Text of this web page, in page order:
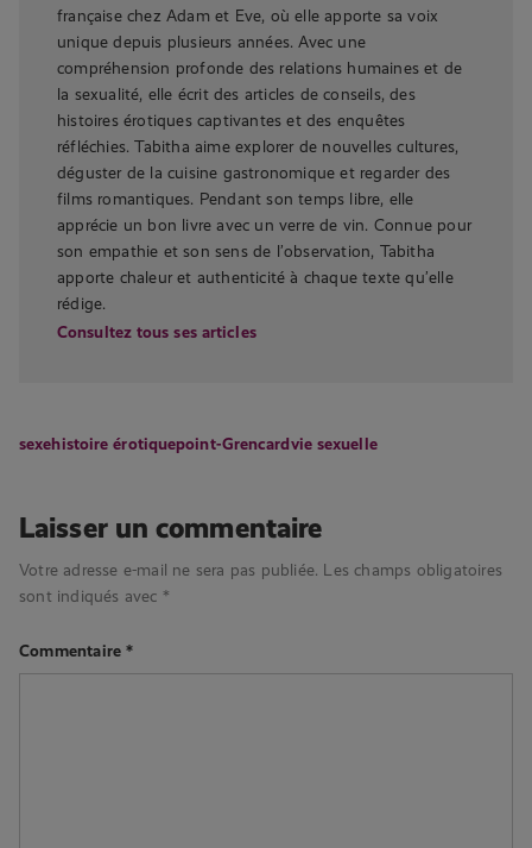
française chez Adam et Eve, où elle apporte sa voix
unique depuis plusieurs années. Avec une
compréhension profonde des relations humaines et de
la sexualité, elle écrit des articles de conseils, des
histoires érotiques captivantes et des enquêtes
réfléchies. Tabitha aime explorer de nouvelles cultures,
déguster de la cuisine gastronomique et regarder des
films romantiques. Pendant son temps libre, elle
apprécie un bon livre avec un verre de vin. Connue pour
son empathie et son sens de l’observation, Tabitha
apporte chaleur et authenticité à chaque texte qu’elle
rédige.
Consultez tous ses articles
sexehistoire érotiquepoint-Grencardvie sexuelle
Laisser un commentaire
Votre adresse e-mail ne sera pas publiée. Les champs obligatoires
sont indiqués avec *
Commentaire*